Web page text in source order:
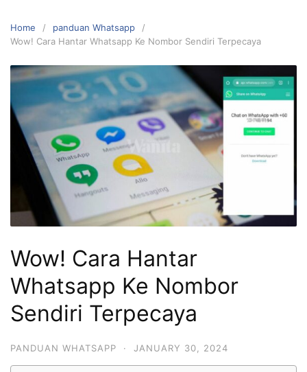
Home
panduan Whatsapp
Wow! Cara Hantar Whatsapp Ke Nombor Sendiri Terpecaya
Wow! Cara Hantar
Whatsapp Ke Nombor
Sendiri Terpecaya
PANDUAN WHATSAPP · JANUARY 30, 2024